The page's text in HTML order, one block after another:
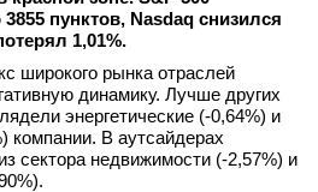
пунктов, Nasdaq снизился
1,01%.
широкого рынка отраслей
динамику. Лучше других
энергетические (-0,64%) и
компании. В аутсайдерах
сектора недвижимости (-2,57%) и